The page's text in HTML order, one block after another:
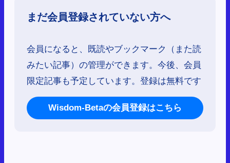
まだ会員登録されていない方へ
会員になると、既読やブックマーク（また読
みたい記事）の管理ができます。今後、会員
限定記事も予定しています。登録は無料です
Wisdom-Betaの会員登録はこちら